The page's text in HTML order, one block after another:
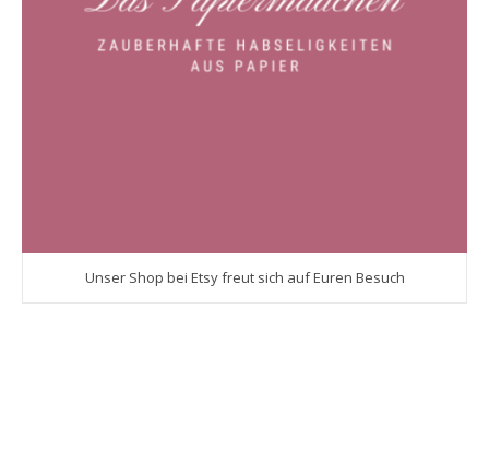
Unser Shop bei Etsy freut sich auf Euren Besuch